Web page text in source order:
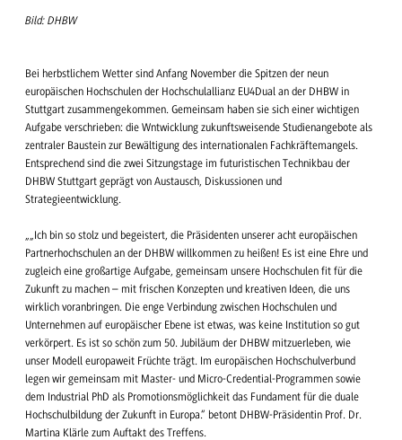
Bild: DHBW
Bei herbstlichem Wetter sind Anfang November die Spitzen der neun
europäischen Hochschulen der Hochschulallianz EU4Dual an der DHBW in
Stuttgart zusammengekommen. Gemeinsam haben sie sich einer wichtigen
Aufgabe verschrieben: die Wntwicklung zukunftsweisende Studienangebote als
zentraler Baustein zur Bewältigung des internationalen Fachkräftemangels.
Entsprechend sind die zwei Sitzungstage im futuristischen Technikbau der
DHBW Stuttgart geprägt von Austausch, Diskussionen und
Strategieentwicklung.
„„Ich bin so stolz und begeistert, die Präsidenten unserer acht europäischen
Partnerhochschulen an der DHBW willkommen zu heißen! Es ist eine Ehre und
zugleich eine großartige Aufgabe, gemeinsam unsere Hochschulen fit für die
Zukunft zu machen – mit frischen Konzepten und kreativen Ideen, die uns
wirklich voranbringen. Die enge Verbindung zwischen Hochschulen und
Unternehmen auf europäischer Ebene ist etwas, was keine Institution so gut
verkörpert. Es ist so schön zum 50. Jubiläum der DHBW mitzuerleben, wie
unser Modell europaweit Früchte trägt. Im europäischen Hochschulverbund
legen wir gemeinsam mit Master- und Micro-Credential-Programmen sowie
dem Industrial PhD als Promotionsmöglichkeit das Fundament für die duale
Hochschulbildung der Zukunft in Europa.“ betont DHBW-Präsidentin Prof. Dr.
Martina Klärle zum Auftakt des Treffens.